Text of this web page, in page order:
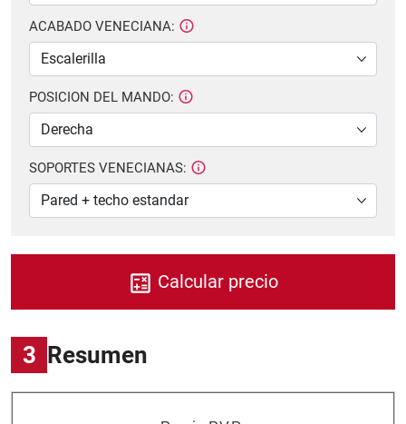
ACABADO VENECIANA:
POSICION DEL MANDO:
SOPORTES VENECIANAS:
Calcular precio
3 Resumen